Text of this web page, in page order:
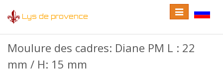
Lys de provence
Toggle
language
Toggle
navigation
Moulure des cadres: Diane PM L : 22
mm / H: 15 mm